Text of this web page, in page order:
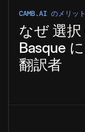
CAMB.AI のメリット
なぜ 選択
Basque に
翻訳者